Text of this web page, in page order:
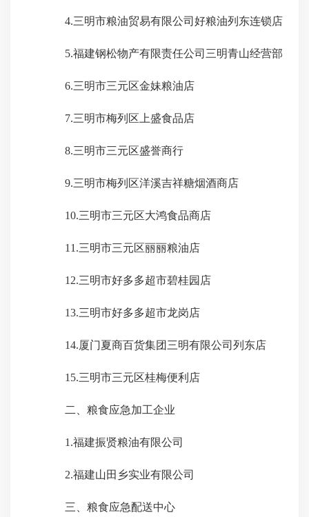
4.三明市粮油贸易有限公司好粮油列东连锁店
5.福建钢松物产有限责任公司三明青山经营部
6.三明市三元区金妹粮油店
7.三明市梅列区上盛食品店
8.三明市三元区盛誉商行
9.三明市梅列区洋溪吉祥糖烟酒商店
10.三明市三元区大鸿食品商店
11.三明市三元区丽丽粮油店
12.三明市好多多超市碧桂园店
13.三明市好多多超市龙岗店
14.厦门夏商百货集团三明有限公司列东店
15.三明市三元区桂梅便利店
二、粮食应急加工企业
1.福建振贤粮油有限公司
2.福建山田乡实业有限公司
三、粮食应急配送中心